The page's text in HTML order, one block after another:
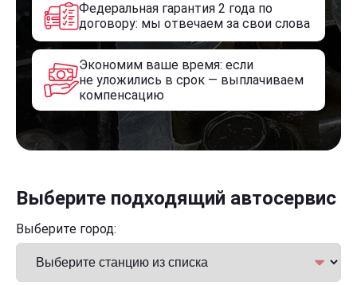
Федеральная гарантия 2 года по
договору: мы отвечаем за свои слова
Экономим ваше время: если
не уложились в срок — выплачиваем
компенсацию
Выберите подходящий автосервис
Выберите город: